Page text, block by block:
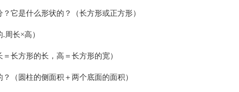
它是什么形状的？（长方形或正方形）
周长×高）
长方形的长，高＝长方形的宽）
（圆柱的侧面积＋两个底面的面积）